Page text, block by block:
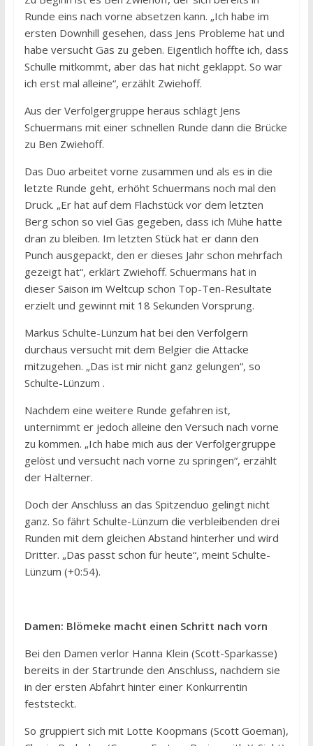
Runde eins nach vorne absetzen kann. „Ich habe im
ersten Downhill gesehen, dass Jens Probleme hat und
habe versucht Gas zu geben. Eigentlich hoffte ich, dass
Schulle mitkommt, aber das hat nicht geklappt. So war
ich erst mal alleine“, erzählt Zwiehoff.
Aus der Verfolgergruppe heraus schlägt Jens
Schuermans mit einer schnellen Runde dann die Brücke
zu Ben Zwiehoff.
Das Duo arbeitet vorne zusammen und als es in die
letzte Runde geht, erhöht Schuermans noch mal den
Druck. „Er hat auf dem Flachstück vor dem letzten
Berg schon so viel Gas gegeben, dass ich Mühe hatte
dran zu bleiben. Im letzten Stück hat er dann den
Punch ausgepackt, den er dieses Jahr schon mehrfach
gezeigt hat“, erklärt Zwiehoff. Schuermans hat in
dieser Saison im Weltcup schon Top-Ten-Resultate
erzielt und gewinnt mit 18 Sekunden Vorsprung.
Markus Schulte-Lünzum hat bei den Verfolgern
durchaus versucht mit dem Belgier die Attacke
mitzugehen. „Das ist mir nicht ganz gelungen“, so
Schulte-Lünzum .
Nachdem eine weitere Runde gefahren ist,
unternimmt er jedoch alleine den Versuch nach vorne
zu kommen. „Ich habe mich aus der Verfolgergruppe
gelöst und versucht nach vorne zu springen“, erzählt
der Halterner.
Doch der Anschluss an das Spitzenduo gelingt nicht
ganz. So fährt Schulte-Lünzum die verbleibenden drei
Runden mit dem gleichen Abstand hinterher und wird
Dritter. „Das passt schon für heute“, meint Schulte-
Lünzum (+0:54).
Damen: Blömeke macht einen Schritt nach vorn
Bei den Damen verlor Hanna Klein (Scott-Sparkasse)
bereits in der Startrunde den Anschluss, nachdem sie
in der ersten Abfahrt hinter einer Konkurrentin
feststeckt.
So gruppiert sich mit Lotte Koopmans (Scott Goeman),